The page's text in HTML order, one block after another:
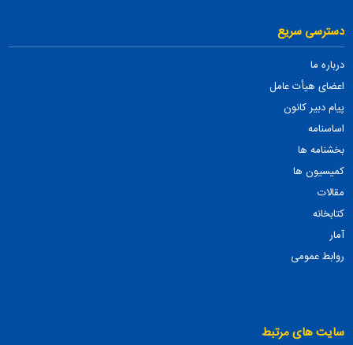
دسترسی سریع
درباره ما
اعضای هیأت عامل
پیام دبیر کانون
اساسنامه
بخشنامه ها
کمیسیون ها
مقالات
کتابخانه
آمار
روابط عمومی
سایت های مرتبط